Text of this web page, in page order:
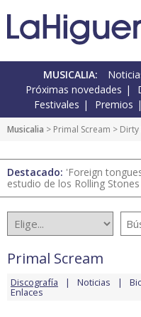
MUSICALIA:
Próximas novedades
Festivales
Premios
Musicalia > Primal Scream >
Destacado: 'Foreign
estudio de los Rolling Stones
Primal Scream
Discografía Noticias
Enlaces